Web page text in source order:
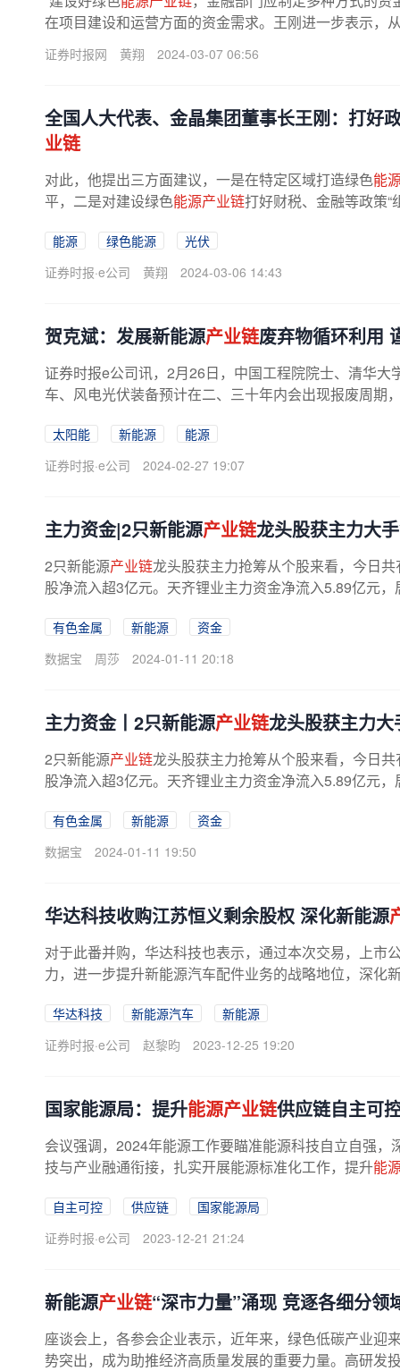
在项目建设和运营方面的资金需求。王刚进一步表示，
证券时报网 黄翔 2024-03-07 06:56
全国人大代表、金晶集团董事长王刚：打好
业链
对此，他提出三方面建议，一是在特定区域打造绿色能
平，二是对建设绿色能源产业链打好财税、金融等政策“
能源 绿色能源
光伏
证券时报·e公司
黄翔 2024-03-06 14:43
贺克斌：发展新能源产业链废弃物循环利用
证券时报e公司讯，2月26日，中国工程院院士、清华
车、风电光伏装备预计在二、三十年内会出现报废周期
太阳能 新能源
能源
证券时报·e公司
2024-02-27 19:07
主力资金|2只新能源产业链龙头股获主力大
2只新能源产业链龙头股获主力抢筹从个股来看，今日
股净流入超3亿元。天齐锂业主力资金净流入5.89亿元
有色金属 新能源
资金
数据宝
周莎 2024-01-11 20:18
主力资金丨2只新能源产业链龙头股获主力大
2只新能源产业链龙头股获主力抢筹从个股来看，今日
股净流入超3亿元。天齐锂业主力资金净流入5.89亿元
有色金属 新能源
资金
数据宝
2024-01-11 19:50
华达科技收购江苏恒义剩余股权 深化新能源
对于此番并购，华达科技也表示，通过本次交易，上市
力，进一步提升新能源汽车配件业务的战略地位，深化
华达科技 新能源汽车
新能源
证券时报·e公司
赵黎昀 2023-12-25 19:20
国家能源局：提升能源产业链供应链自主可
会议强调，2024年能源工作要瞄准能源科技自立自强
技与产业融通衔接，扎实开展能源标准化工作，提升能
自主可控 供应链
国家能源局
证券时报·e公司
2023-12-21 21:24
新能源产业链“深市力量”涌现 竞逐各细分领
座谈会上，各参会企业表示，近年来，绿色低碳产业迎
势突出，成为助推经济高质量发展的重要力量。高研发